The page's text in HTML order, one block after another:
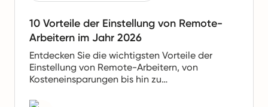
10 Vorteile der Einstellung von Remote-
Arbeitern im Jahr 2026
Entdecken Sie die wichtigsten Vorteile der
Einstellung von Remote-Arbeitern, von
Kosteneinsparungen bis hin zu
Remote-Teams die Zukunft der Arbeit sind.